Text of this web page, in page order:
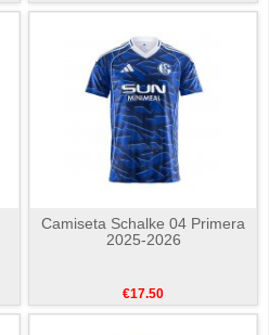
Camiseta Schalke 04 Primera
2025-2026
€17.50